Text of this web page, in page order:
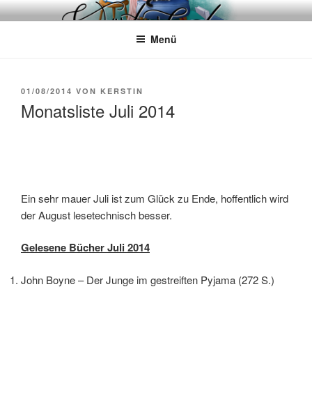
Zum
InhaltWÖRTERKATZE
Von Büchern erzählen
Menü
VERÖFFENTLICHT
01/08/2014 VON KERSTIN
Monatsliste Juli 2014
Ein sehr mauer Juli ist zum Glück zu Ende, hoffentlich wird
der August lesetechnisch besser.
Gelesene Bücher Juli 2014
John Boyne – Der Junge im gestreiften Pyjama (272 S.)